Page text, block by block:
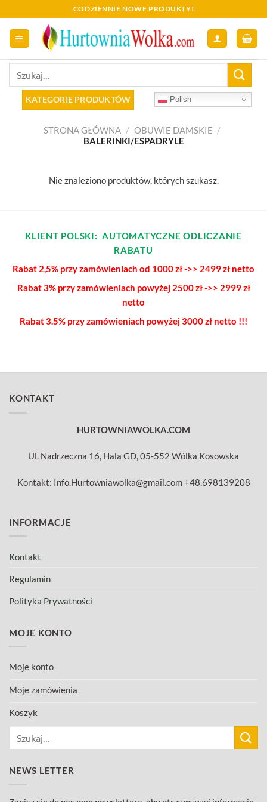
to
content
CODZIENNIE NOWE PRODUKTY!
KATEGORIE PRODUKTÓW Polish
STRONA GŁÓWNA / OBUWIE DAMSKIE /
BALERINKI/ESPADRYLE
Nie znaleziono produktów, których szukasz.
KLIENT POLSKI: AUTOMATYCZNE ODLICZANIE
RABATU
Rabat 2,5% przy zamówieniach od 1000 zł ->> 2499 zł netto
Rabat 3% przy zamówieniach powyżej 2500 zł ->> 2999 zł
netto
Rabat 3.5% przy zamówieniach powyżej 3000 zł netto !!!
KONTAKT
HURTOWNIAWOLKA.COM
Ul. Nadrzeczna 16, Hala GD, 05-552 Wólka Kosowska
Kontakt: Info.Hurtowniawolka@gmail.com +48.698139208
INFORMACJE
Kontakt
Regulamin
Polityka Prywatności
MOJE KONTO
Moje konto
Moje zamówienia
Koszyk
NEWS LETTER